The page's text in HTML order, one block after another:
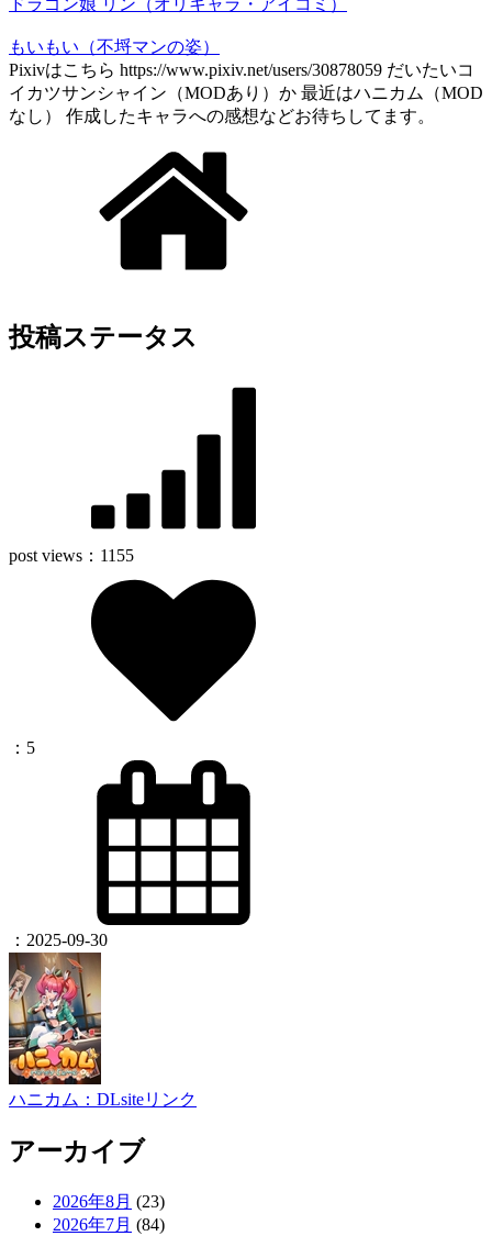
もいもい（不埒マンの姿）
Pixivはこちら https://www.pixiv.net/users/30878059 だいたいコ
イカツサンシャイン（MODあり）か 最近はハニカム（MOD
なし） 作成したキャラへの感想などお待ちしてます。
投稿ステータス
post views： 1155
： 5
： 2025-09-30
ハニカム：DLsiteリンク
アーカイブ
2026年8月 (23)
2026年7月 (84)